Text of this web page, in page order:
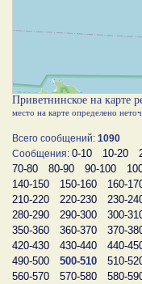
Приветнинское на карте
место на карте определено
Всего сообщений: 1090
Сообщения: 0-10 10-20
70-80
80-90 90-100
140-150
150-160 160-
210-220
220-230 230-
280-290
290-300 300-
350-360
360-370 370-
420-430
430-440 440-
490-500
500-510 510-
560-570
570-580 580-